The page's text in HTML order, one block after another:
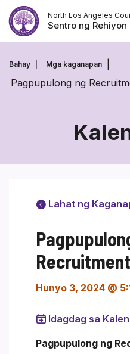
Laktawan
ang
nilalaman
North Los Angeles
Sentro ng Rehiyon
Bahay Mga kaganapan
Pagpupulong ng
Lahat ng
Hunyo 3, 2024 @
Idagdag sa
Pagpupulong ng